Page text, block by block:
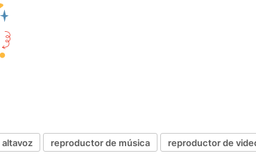
altavoz reproductor de música reproductor de